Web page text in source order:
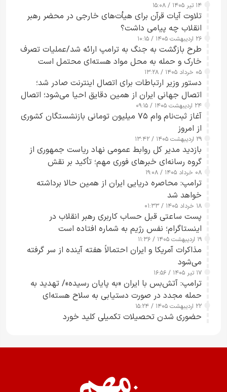
۱۴ تیر ۱۴۰۵ / ۱۵:۰۸
تلاوت آیات قرآن برای هیأت‌های خارجی در محضر رهبر
انقلاب چه پیامی داشت؟
۲۶ اردیبهشت ۱۴۰۵ / ۱۰:۱۵
طرح‌ بازگشت به جنگ به ترامپ ارائه شد/عملیات تصرف
خارک و حمله به محل مواد هسته‌ای محتمل است
۰۵ خرداد ۱۴۰۵ / ۱۳:۲۸
دستور وزیر ارتباطات برای اتصال اینترنت صادر شد؛
اتصال جهانی ایران از همین دقایق احیا می‌شود؛ اتصال
کامل مردم تا ۲۴ ساعت آینده
۲۴ اردیبهشت ۱۴۰۵ / ۰۹:۱۵
آغاز ثبت‌نام وام ۷۵ میلیون تومانی بازنشستگان کشوری
از امروز
۲۹ اردیبهشت ۱۴۰۵ / ۱۳:۴۲
بازدید مدیر کل روابط عمومی نهاد ریاست جمهوری از
گروه رسانه‌ای خبرهای فوری مهم؛ تأکید بر نقش
رسانه‌های هوشمند و مسئول در ارتقای آگاهی عمومی
۰۸ خرداد ۱۴۰۵ / ۱۹:۰۸
ترامپ: محاصره دریایی ایران از همین حالا برداشته
خواهد شد
۱۸ خرداد ۱۴۰۵ / ۰۱:۳۳
پست ساعتی قبل حساب کاربری رهبر انقلاب در
اینستاگرام؛ نفس رژیم به شماره افتاده است​
۱۹ اردیبهشت ۱۴۰۵ / ۱۱:۳۶
مذاکرات آمریکا و ایران احتمالاً هفته آینده از سر گرفته
می‌شود
۱۷ تیر ۱۴۰۵ / ۱۶:۵۶
ترامپ: آتش‌بس با ایران «به پایان رسیده»/ تهدید به
حمله مجدد در صورت دستیابی به سلاح هسته‌ای
۲۲ اردیبهشت ۱۴۰۵ / ۱۵:۲۴
حضوری شدن تحصیلات تکمیلی کلید خورد